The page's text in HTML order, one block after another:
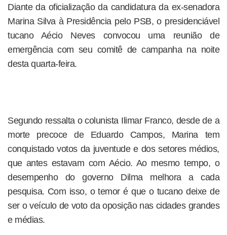
Diante da oficialização da candidatura da ex-senadora
Marina Silva à Presidência pelo PSB, o presidenciável
tucano Aécio Neves convocou uma reunião de
emergência com seu comitê de campanha na noite
desta quarta-feira.
Segundo ressalta o colunista Ilimar Franco, desde de a
morte precoce de Eduardo Campos, Marina tem
conquistado votos da juventude e dos setores médios,
que antes estavam com Aécio. Ao mesmo tempo, o
desempenho do governo Dilma melhora a cada
pesquisa. Com isso, o temor é que o tucano deixe de
ser o veículo de voto da oposição nas cidades grandes
e médias.